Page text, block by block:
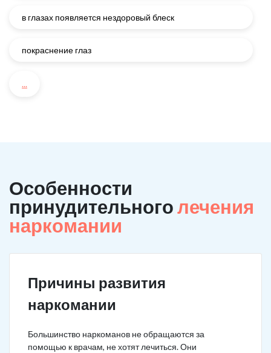
в глазах появляется нездоровый блеск
покраснение глаз
...
Особенности
принудительноголечения
наркомании
Причины развития
наркомании
Большинство наркоманов не обращаются за
помощью к врачам, не хотят лечиться. Они